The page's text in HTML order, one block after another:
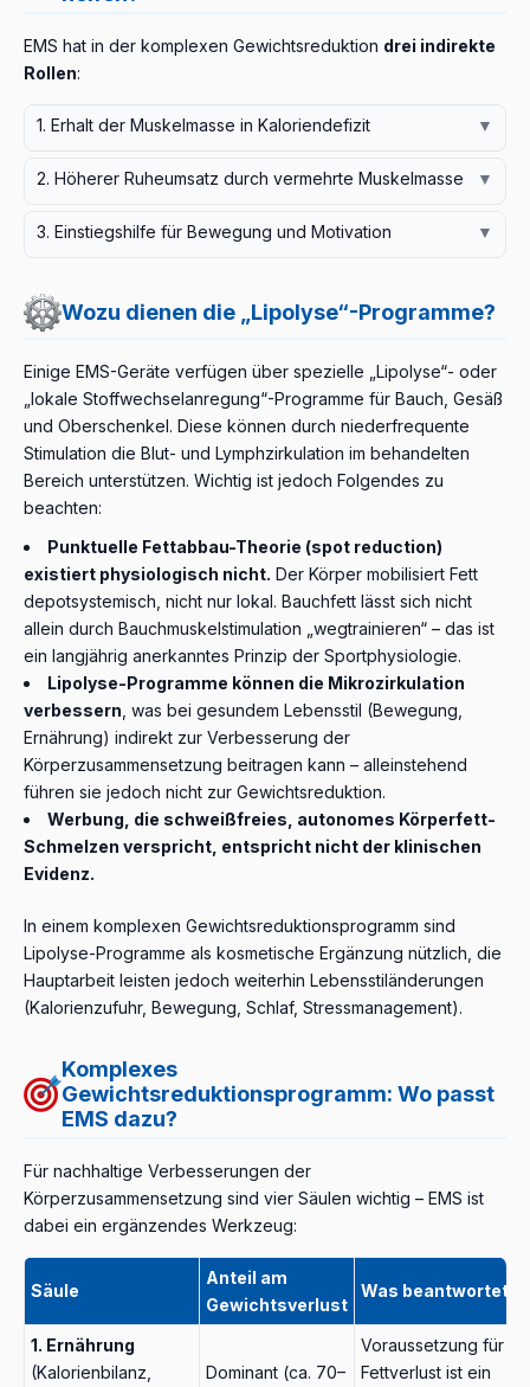
EMS hat in der komplexen Gewichtsreduktion drei indirekte
Rollen:
1. Erhalt der Muskelmasse in Kaloriendefizit
▼
Kaloriendefizit – baut der Körper nicht nur Fett, sondern
sendet dem Muskel Gelegenheits-Signale zur „Nutzung“,
erhalten bleibt. Die Meta-Analyse von Xu 2025 (PMID
40362811) zeigte dies bei Personen mit sarkopenischer
2. Höherer Ruheumsatz durch vermehrte Muskelmasse
▼
Fettgewebe – mehr Muskelmasse bedeutet einen
regelmäßiges EMS + Bewegungsprogramm) kann dies
die Gewichtsreduktion indirekt unterstützen. Die allein
moderat – realistisch sind ein paar Prozent Zuwachs
über 3 Monate bei konsequenter Anwendung.
3. Einstiegshilfe für Bewegung und Motivation
▼
Grundfitness kann der Start mit konventionellem Training
schwierig sein. EMS ermöglicht eine schrittweise
späteres, regelmäßiges Bewegungsprogramm vor. Die
Evidence Map von Beier 2022 (PMID 38339689) zeigt,
dass viele WB-EMS-Studien gerade solche
Populationen einschließen.
Wozu dienen die „Lipolyse“-Programme?
Einige EMS-Geräte verfügen über spezielle „Lipolyse“- oder
„lokale Stoffwechselanregung“-Programme für Bauch, Gesäß
und Oberschenkel. Diese können durch niederfrequente
Stimulation die Blut- und Lymphzirkulation im behandelten
Bereich unterstützen. Wichtig ist jedoch Folgendes zu
beachten:
Punktuelle Fettabbau-Theorie (spot reduction)
existiert physiologisch nicht. Der Körper mobilisiert Fett
depotsystemisch, nicht nur lokal. Bauchfett lässt sich nicht
allein durch Bauchmuskelstimulation „wegtrainieren“ – das ist
ein langjährig anerkanntes Prinzip der Sportphysiologie.
Lipolyse-Programme können die Mikrozirkulation
verbessern , was bei gesundem Lebensstil (Bewegung,
Ernährung) indirekt zur Verbesserung der
Körperzusammensetzung beitragen kann – alleinstehend
führen sie jedoch nicht zur Gewichtsreduktion.
Werbung, die schweißfreies, autonomes Körperfett-
Schmelzen verspricht, entspricht nicht der klinischen
Evidenz.
In einem komplexen Gewichtsreduktionsprogramm sind
Lipolyse-Programme als kosmetische Ergänzung nützlich, die
Hauptarbeit leisten jedoch weiterhin Lebensstiländerungen
(Kalorienzufuhr, Bewegung, Schlaf, Stressmanagement).
Komplexes
Gewichtsreduktionsprogramm: Wo passt
EMS dazu?
Für nachhaltige Verbesserungen der
Körperzusammensetzung sind vier Säulen wichtig – EMS ist
dabei ein ergänzendes Werkzeug:
Säule
Anteil am
Gewichtsverlust
Was beantwortet
1. Ernährung
(Kalorienbilanz,
Dominant (ca. 70–
Voraussetzung für
Fettverlust ist ein